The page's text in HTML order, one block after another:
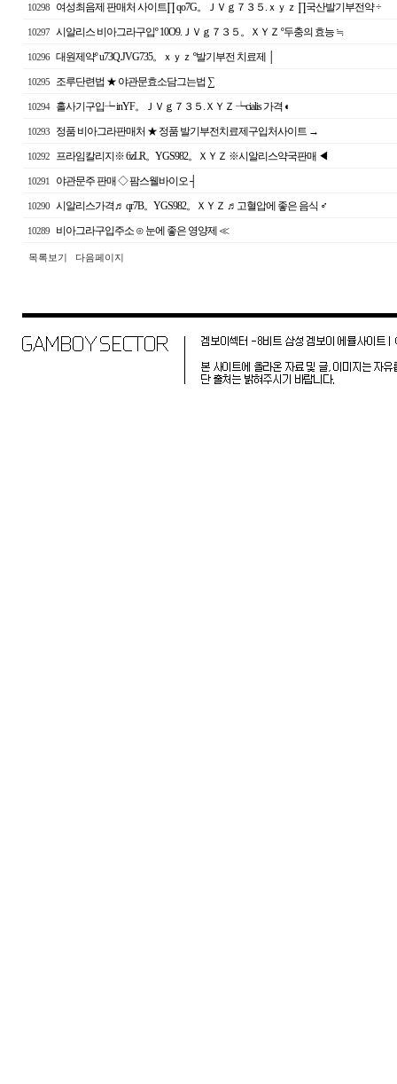
10298 여성최음제 판매처 사이트∏ qo7G。ＪＶｇ７３５.ｘｙｚ ∏국산발기부전약 ÷
10297 시알리스 비아그라구입º 10O9.ＪＶｇ７３５。ＸＹＺ º두충의 효능 ≒
10296 대원제약º u73Q.JVG735。ｘｙｚ º발기부전 치료제 │
10295 조루단련법 ★ 야관문효소담그는법 ∑
10294 홀사기구입┶ inYF。ＪＶｇ７３５.ＸＹＺ ┶cialis 가격 ◐
10293 정품 비아그라판매처 ★ 정품 발기부전치료제구입처사이트 →
10292 프라임칼리지※ 6zLR。YGS982。ＸＹＺ ※시알리스약국판매 ◀
10291 야관문주 판매 ◇ 팜스웰바이오 ┤
10290 시알리스가격♬ qr7B。YGS982。ＸＹＺ ♬고혈압에 좋은 음식 ♂
10289 비아그라구입주소 ⊙ 눈에 좋은 영양제 ≪
목록보기 다음페이지